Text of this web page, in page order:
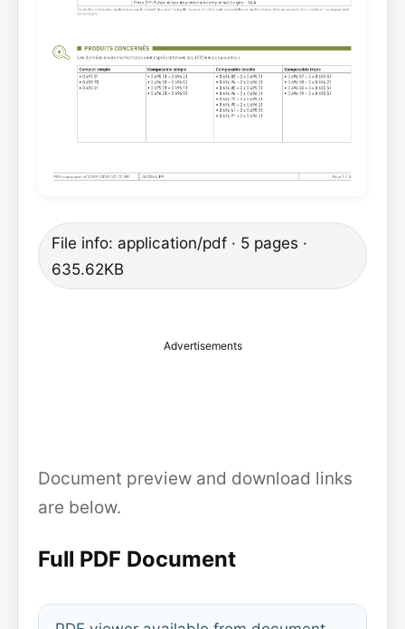
File info: application/pdf · 5 pages ·
635.62KB
Advertisements
Document preview and download links
are below.
Full PDF Document